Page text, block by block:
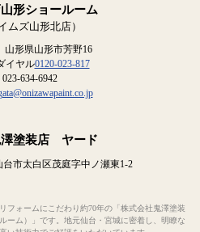
形ショールーム
ムズ山形北店）
形県山形市芳野16
イヤル0120-023-817
023-634-6942
澤塗装店 ヤード
市太白区茂庭字中ノ瀬東1-2
フォームにこだわり約70年の「株式会社鬼澤塗装
ーム）」です。地元仙台・宮城に密着し、明瞭な